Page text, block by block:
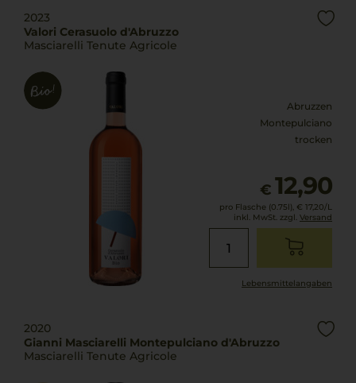
2023
Valori Cerasuolo d'Abruzzo
Masciarelli Tenute Agricole
Abruzzen
Montepulciano
trocken
€ 12,90
pro Flasche (0.75l), € 17,20/L
inkl. MwSt. zzgl. Versand
Lebensmittel­angaben
2020
Gianni Masciarelli Montepulciano d'Abruzzo
Masciarelli Tenute Agricole